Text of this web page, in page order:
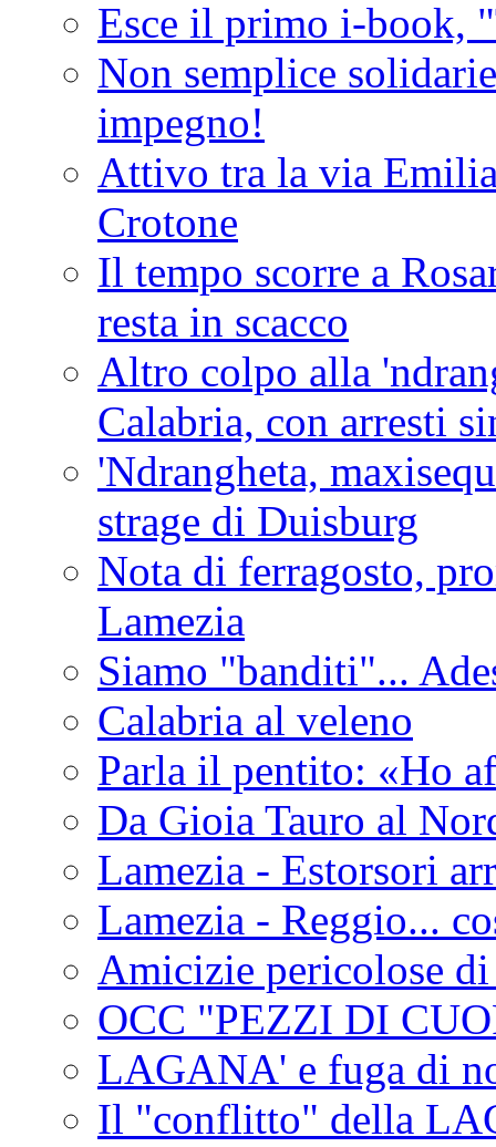
Esce il primo i-book,
Non semplice
impegno!
Attivo tra la via
Crotone
Il tempo scorre a
resta in scacco
Altro colpo alla
Calabria, con arresti
'Ndrangheta,
strage di Duisburg
Nota di ferragosto,
Lamezia
Siamo "banditi"...
Calabria al veleno
Parla il pentito: «Ho
Da Gioia Tauro al
Lamezia - Estorsori
Lamezia - Reggio...
Amicizie pericolose
OCC "PEZZI DI
LAGANA' e fuga di
Il "conflitto" della